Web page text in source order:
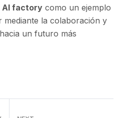
AI factory como un ejemplo
mediante la colaboración y
un futuro más